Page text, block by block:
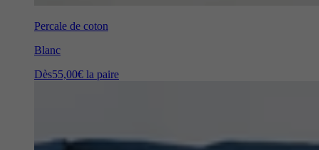
Percale de coton
Blanc
Dès55,00€ la paire